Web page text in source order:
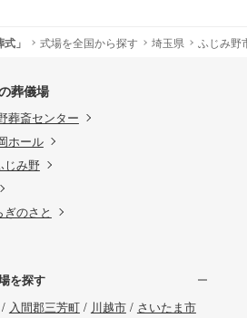
」 式場を全国から探す 埼玉県 ふじみ野
葬儀場
葬斎センター
ホール
じみ野
のさと
を探す
入間郡三芳町/ 川越市/ さいたま市